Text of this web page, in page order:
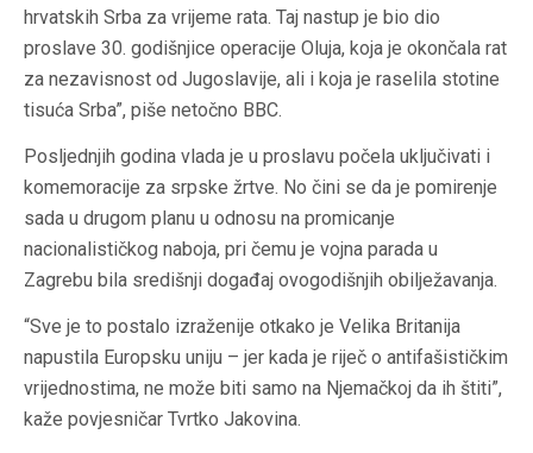
hrvatskih Srba za vrijeme rata. Taj nastup je bio dio
proslave 30. godišnjice operacije Oluja, koja je okončala rat
za nezavisnost od Jugoslavije, ali i koja je raselila stotine
tisuća Srba”, piše netočno BBC.
Posljednjih godina vlada je u proslavu počela uključivati i
komemoracije za srpske žrtve. No čini se da je pomirenje
sada u drugom planu u odnosu na promicanje
nacionalističkog naboja, pri čemu je vojna parada u
Zagrebu bila središnji događaj ovogodišnjih obilježavanja.
“Sve je to postalo izraženije otkako je Velika Britanija
napustila Europsku uniju – jer kada je riječ o antifašističkim
vrijednostima, ne može biti samo na Njemačkoj da ih štiti”,
kaže povjesničar Tvrtko Jakovina.